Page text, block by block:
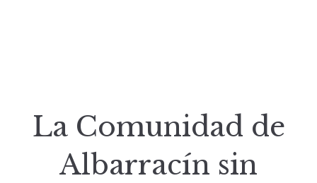
La Comunidad de
Albarracín sin